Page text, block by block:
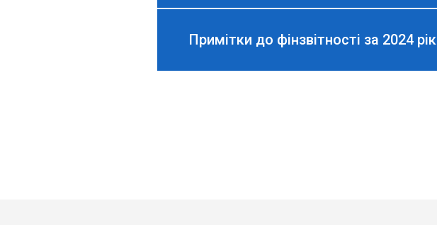
Примітки до фінзвітності за 2024 рік